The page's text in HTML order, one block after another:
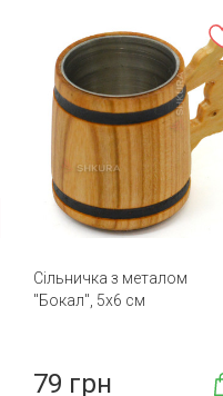
Сільничка з металом
"Бокал", 5х6 см
79 грн